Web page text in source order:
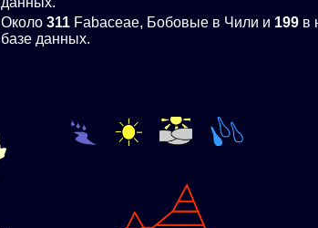
Около 311 Fabaceae, Бобовые в Чили и 199 в
базе данных.